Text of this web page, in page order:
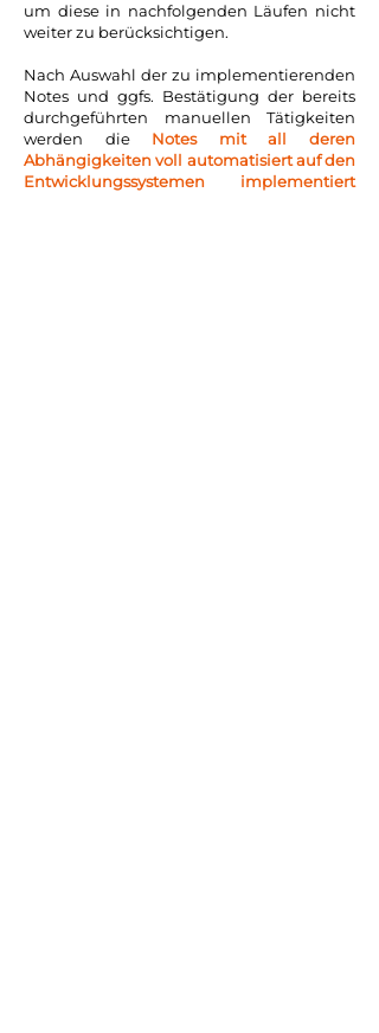
um diese in nachfolgenden Läufen nicht
weiter zu berücksichtigen.
Nach Auswahl der zu implementierenden
Notes und ggfs. Bestätigung der bereits
durchgeführten manuellen Tätigkeiten
werden die Notes mit all deren
Abhängigkeiten voll automatisiert auf den
Entwicklungssystemen implementiert